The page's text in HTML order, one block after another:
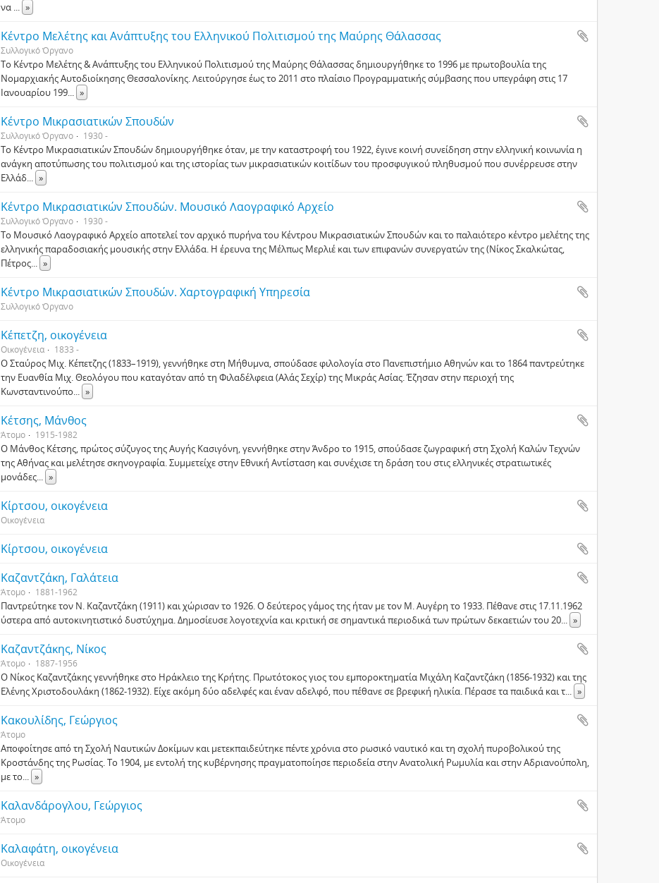
να ... »
Κέντρο Μελέτης και Ανάπτυξης του Ελληνικού Πολιτισμού της Μαύρης Θάλασσας
Συλλογικό Όργανο
Το Κέντρο Μελέτης & Ανάπτυξης του Ελληνικού Πολιτισμού της Μαύρης Θάλασσας δημιουργήθηκε το 1996 με πρωτοβουλία της
Νομαρχιακής Αυτοδιοίκησης Θεσσαλονίκης. Λειτούργησε έως το 2011 στο πλαίσιο Προγραμματικής σύμβασης που υπεγράφη στις 17
Ιανουαρίου 199... »
Κέντρο Μικρασιατικών Σπουδών
Συλλογικό Όργανο 1930 -
Το Κέντρο Μικρασιατικών Σπουδών δημιουργήθηκε όταν, με την καταστροφή του 1922, έγινε κοινή συνείδηση στην ελληνική κοινωνία η
ανάγκη αποτύπωσης του πολιτισμού και της ιστορίας των μικρασιατικών κοιτίδων του προσφυγικού πληθυσμού που συνέρρευσε στην
Ελλάδ... »
Κέντρο Μικρασιατικών Σπουδών. Μουσικό Λαογραφικό Αρχείο
Συλλογικό Όργανο 1930 -
Το Mουσικό Λαογραφικό Αρχείο αποτελεί τον αρχικό πυρήνα του Κέντρου Μικρασιατικών Σπουδών και το παλαιότερο κέντρο μελέτης της
ελληνικής παραδοσιακής μουσικής στην Ελλάδα. Η έρευνα της Mέλπως Mερλιέ και των επιφανών συνεργατών της (Nίκος Σκαλκώτας,
Πέτρος... »
Κέντρο Μικρασιατικών Σπουδών. Χαρτογραφική Υπηρεσία
Συλλογικό Όργανο
Κέπετζη, οικογένεια
Οικογένεια 1833 -
Ο Σταύρος Μιχ. Κέπετζης (1833–1919), γεννήθηκε στη Μήθυμνα, σπούδασε φιλολογία στο Πανεπιστήμιο Αθηνών και το 1864 παντρεύτηκε
την Ευανθία Μιχ. Θεολόγου που καταγόταν από τη Φιλαδέλφεια (Αλάς Σεχίρ) της Μικράς Ασίας. Έζησαν στην περιοχή της
Κωνσταντινούπο... »
Κέτσης, Μάνθος
Άτομο 1915-1982
Ο Μάνθος Κέτσης, πρώτος σύζυγος της Αυγής Κασιγόνη, γεννήθηκε στην Άνδρο το 1915, σπούδασε ζωγραφική στη Σχολή Καλών Τεχνών
της Αθήνας και μελέτησε σκηνογραφία. Συμμετείχε στην Εθνική Αντίσταση και συνέχισε τη δράση του στις ελληνικές στρατιωτικές
μονάδες... »
Κίρτσου, οικογένεια
Οικογένεια
Κίρτσου, οικογένεια
Καζαντζάκη, Γαλάτεια
Άτομο 1881-1962
Παντρεύτηκε τον Ν. Καζαντζάκη (1911) και χώρισαν το 1926. Ο δεύτερος γάμος της ήταν με τον Μ. Αυγέρη το 1933. Πέθανε στις 17.11.1962
ύστερα από αυτοκινητιστικό δυστύχημα. Δημοσίευσε λογοτεχνία και κριτική σε σημαντικά περιοδικά των πρώτων δεκαετιών του 20... »
Καζαντζάκης, Νίκος
Άτομο 1887-1956
Ο Νίκος Καζαντζάκης γεννήθηκε στο Ηράκλειο της Κρήτης. Πρωτότοκος γιος του εμποροκτηματία Μιχάλη Καζαντζάκη (1856-1932) και της
Ελένης Χριστοδουλάκη (1862-1932). Είχε ακόμη δύο αδελφές και έναν αδελφό, που πέθανε σε βρεφική ηλικία. Πέρασε τα παιδικά και τ... »
Κακουλίδης, Γεώργιος
Άτομο
Αποφοίτησε από τη Σχολή Ναυτικών Δοκίμων και μετεκπαιδεύτηκε πέντε χρόνια στο ρωσικό ναυτικό και τη σχολή πυροβολικού της
Κροστάνδης της Ρωσίας. Το 1904, με εντολή της κυβέρνησης πραγματοποίησε περιοδεία στην Ανατολική Ρωμυλία και στην Αδριανούπολη,
με το... »
Καλανδάρογλου, Γεώργιος
Άτομο
Καλαφάτη, οικογένεια
Οικογένεια